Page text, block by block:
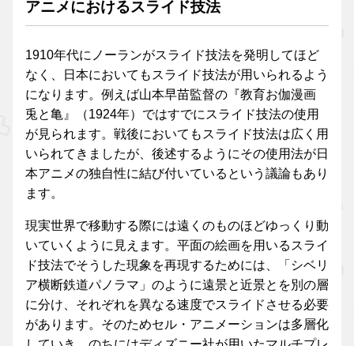
アニメにおけるスライド技法
1910年代にノーランがスライド技法を発明してほど
なく、日本においてもスライド技法が用いられるよう
になります。例えば山本早苗監督の『教育お伽漫画
兎と亀』（1924年）ではすでにスライド技法の使用
が見られます。戦後においてもスライド技法は広く用
いられてきましたが、後述するようにその使用法が日
本アニメの独自性に結び付いているという議論もあり
ます。
現実世界で移動する際には遠くのものほどゆっくり動
いていくように見えます。平面の絵画を用いるスライ
ド技法でそうした現象を再現するためには、「シベリ
ア横断鉄道パノラマ」のように遠景と近景とを別の層
に分け、それぞれを異なる速度でスライドさせる必要
があります。そのためセル・アニメーションは多層化